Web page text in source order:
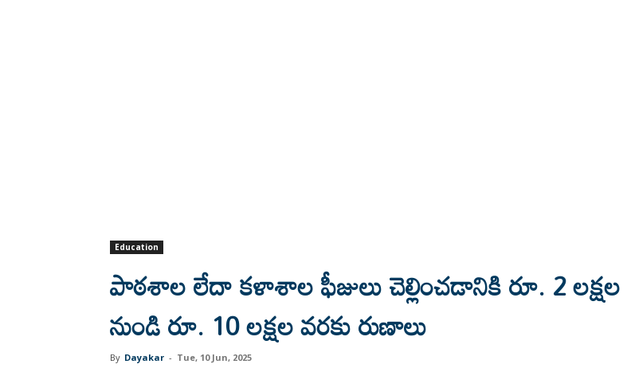
Education
పాఠశాల లేదా కళాశాల ఫీజులు చెల్లించడానికి రూ. 2 లక్షల
నుండి రూ. 10 లక్షల వరకు రుణాలు
By Dayakar - Tue, 10 Jun, 2025